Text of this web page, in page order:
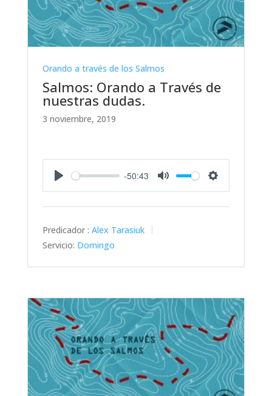
Orando a través de los Salmos
Salmos: Orando a Través de
nuestras dudas.
3 noviembre, 2019
-50:43
Predicador : Alex Tarasiuk
Servicio: Domingo